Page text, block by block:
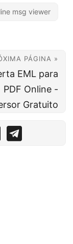
msg viewer
PÁGINA »
EML para
PDF Online -
Gratuito